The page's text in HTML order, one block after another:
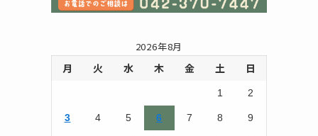
2026年8月
月 火 水 木 金 土 日
1 2
3 4 5 6 7 8 9